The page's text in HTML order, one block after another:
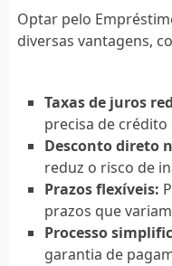
Optar pelo
diversas vantagens,
Taxas de juros
precisa de
Desconto direto
reduz o risco de
Prazos flexíveis:
prazos que
Processo
garantia de